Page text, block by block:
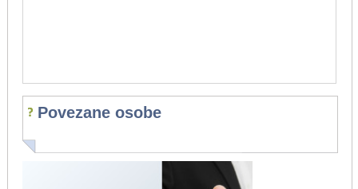
Povezane osobe